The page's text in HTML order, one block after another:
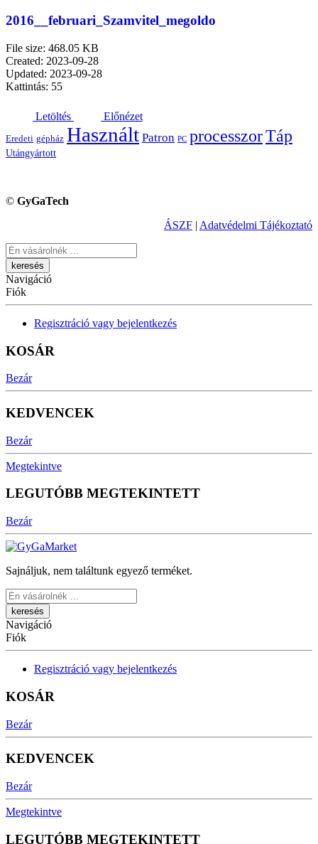
2016__februari_Szamvitel_megoldo
File size: 468.05 KB
Created: 2023-09-28
Updated: 2023-09-28
Kattintás: 55
Letöltés Előnézet
Eredeti gépház Használt Patron PC processzorTáp
Utángyártott
© GyGaTech
ÁSZF | Adatvédelmi Tájékoztató
Keresés
Navigáció
Fiók
Regisztráció vagy bejelentkezés
KOSÁR
Bezár
KEDVENCEK
Bezár
Megtekintve
LEGUTÓBB MEGTEKINTETT
Bezár
Sajnáljuk, nem találtunk egyező terméket.
Keresés
Navigáció
Fiók
Regisztráció vagy bejelentkezés
KOSÁR
Bezár
KEDVENCEK
Bezár
Megtekintve
LEGUTÓBB MEGTEKINTETT